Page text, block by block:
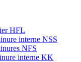
HFL
interne NSS
NFS
interne KK